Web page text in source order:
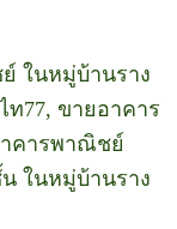
ในหมู่บ้านราง
77, ขายอาคาร
คารพาณิชย์
ในหมู่บ้านราง